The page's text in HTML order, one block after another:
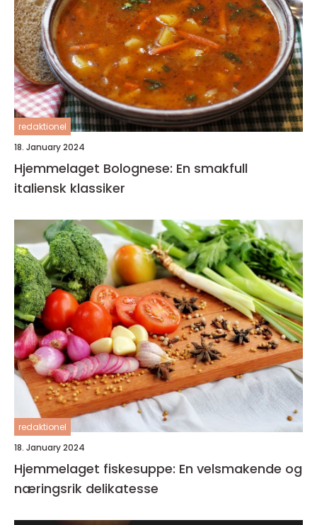
redaktionel
18. January 2024
Hjemmelaget Bolognese: En smakfull
italiensk klassiker
redaktionel
18. January 2024
Hjemmelaget fiskesuppe: En velsmakende og
næringsrik delikatesse